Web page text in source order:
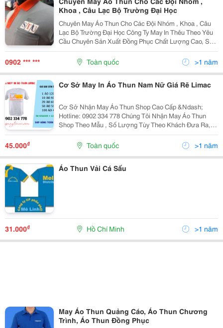
Khoa , Câu Lạc Bộ Trường Đại Học
Chuyên May Áo Thun Cho Các Đội Nhóm , Khoa , Câu
Lạc Bộ Trường Đại Học Công Ty May In Thêu Theo Yêu
Cầu Chuyên Sản Xuất Đồng Phục Chất Lượng Cao, Số
Lượng Từ 10 Chuyên May In Áo Thun Theo Yêu Cầu
Các Loại, Từ Loại Rẻ No.1 Đến Cao Cấp Nhất. Cam Kết
0902 *** *** Toàn quốc >1 năm
Cơ Sở May In Áo Thun Nam Nữ Giá Rẽ Limac
Cơ Sở Nhận May Áo Thun Shop Cao Cấp &Ndash;
Hotline: 0902 334 778 Chúng Tôi Nhận May Áo Thun
Shop Theo Mẫu , Số Lượng Tùy Theo Khách Đưa Ra,
Bao In + Thêu Giao Hàng Miễn Phí Trong Tp.hcm Các
Sản Phẩm Của Xưởng + Nhận May Áo Thun Shop Cổ
Tròn ( Chất...
45.000₫ Toàn quốc >1 năm
Áo Thun Vải Cá Sấu
31.000₫ Hồ Chí Minh >1 năm
May Áo Thun Quảng Cáo, Áo Thun Chương
Trình, Áo Thun Đồng Phục